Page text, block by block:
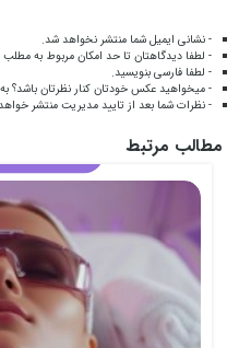
- نشانی ایمیل شما منتشر نخواهد شد.
- لطفا دیدگاهتان تا حد امکان مربوط به مطلب
- لطفا فارسی بنویسید.
- میخواهید عکس خودتان کنار نظرتان باشد؟ به
- نظرات شما بعد از تایید مدیریت منتشر
مطالب مرتبط